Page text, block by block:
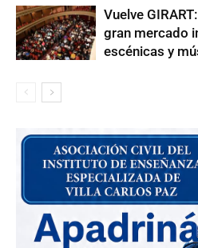
Vuelve
gran mercado
escénicas y